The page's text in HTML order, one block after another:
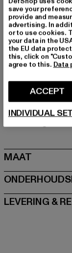
Merk: Tom Tailor
Kategori:
Kleur: khaki
Kleur fabrikant:
Materiaal
Voering: ander
Fabrikant:
info@supremo-
MAAT
LEVERING &
save your
provide and
advertising. In
or to use cookies.
your data in the
the EU data
this, click on
agree to this. Data
ACCEPT
INDIVIDUAL